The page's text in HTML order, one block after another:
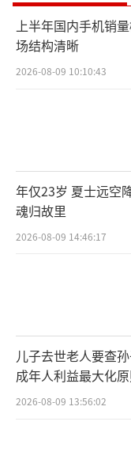
上半年国内手机销
场结构清晰
2026-08-09 10:10:43
年仅23岁 夏士远空
魂归故里
2026-08-09 14:46:17
儿子去世老人要查
成年人利益最大化
2026-08-09 13:56:02